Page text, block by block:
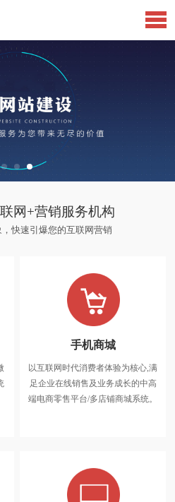
网+营销服务机构
快速引爆您的互联网营销
微信开发
提供微官网、微商城、微分销、微
手机商城
以互联网时代消费者体验为核心,满
足企业在线销售及业务成长的中高
端电商零售平台/多店铺商城系统。